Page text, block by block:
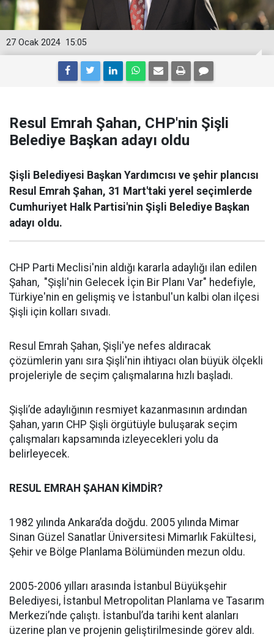
15:05
27 Ocak 2024
Resul Emrah Şahan, CHP'nin Şişli
Belediye Başkan adayı oldu
Şişli Belediyesi Başkan Yardımcısı ve şehir plancısı
Resul Emrah Şahan, 31 Mart'taki yerel seçimlerde
Cumhuriyet Halk Partisi'nin Şişli Belediye Başkan
adayı oldu.
CHP Parti Meclisi'nin aldığı kararla adaylığı ilan edilen
Şahan, "Şişli'nin Gelecek İçin Bir Planı Var" hedefiyle,
Türkiye'nin en gelişmiş ve İstanbul'un kalbi olan ilçesi
Şişli için kolları sıvadı.
Resul Emrah Şahan, Şişli'ye nefes aldıracak
çözümlerin yanı sıra Şişli'nin ihtiyacı olan büyük ölçekli
projeleriyle de seçim çalışmalarına hızlı başladı.
Şişli’de adaylığının resmiyet kazanmasının ardından
Şahan, yarın CHP Şişli örgütüyle buluşarak seçim
çalışmaları kapsamında izleyecekleri yolu da
belirleyecek.
RESUL EMRAH ŞAHAN KİMDİR?
1982 yılında Ankara’da doğdu. 2005 yılında Mimar
Sinan Güzel Sanatlar Üniversitesi Mimarlık Fakültesi,
Şehir ve Bölge Planlama Bölümünden mezun oldu.
2005-2006 yılları arasında İstanbul Büyükşehir
Belediyesi, İstanbul Metropolitan Planlama ve Tasarım
Merkezi’nde çalıştı. İstanbul’da tarihi kent alanları
üzerine plan ve projenin geliştirilmesinde görev aldı.